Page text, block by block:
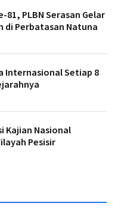
81, PLBN Serasan Gelar
di Perbatasan Natuna
Internasional Setiap 8
Kajian Nasional
Pesisir